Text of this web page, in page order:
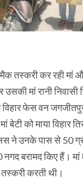
तस्करी कर रही मां
मां रानी निवासी
फेस वन
बेटी को माया विहार
ने उनके पास से 50
बरामद किए हैं। मां
करती थी।